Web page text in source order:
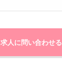
求人に問い合わせる